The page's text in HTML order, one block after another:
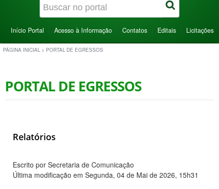
Início Portal Acesso à Informação Contatos Editais Licitações
PÁGINA INICIAL > PORTAL DE EGRESSOS
PORTAL DE EGRESSOS
Relatórios
Escrito por Secretaria de Comunicação
Última modificação em Segunda, 04 de Mai de 2026, 15h31